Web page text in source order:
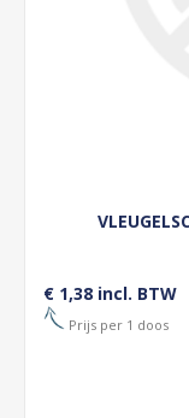
€ 1,38 incl. BTW
Prijs per 1 doos